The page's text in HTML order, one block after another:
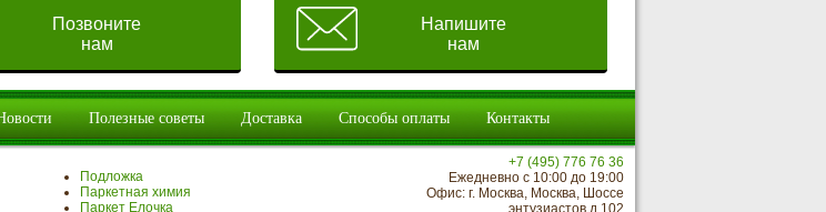
Позвоните
нам
Напишите
нам
Полезные советы Доставка Способы оплаты Контакты
Подложка
Паркетная химия
Паркет Елочка
+7 (495) 776 76 36
Ежедневно с 10:00 до 19:00
Офис: г. Москва, Москва, Шоссе
энтузиастов д.102